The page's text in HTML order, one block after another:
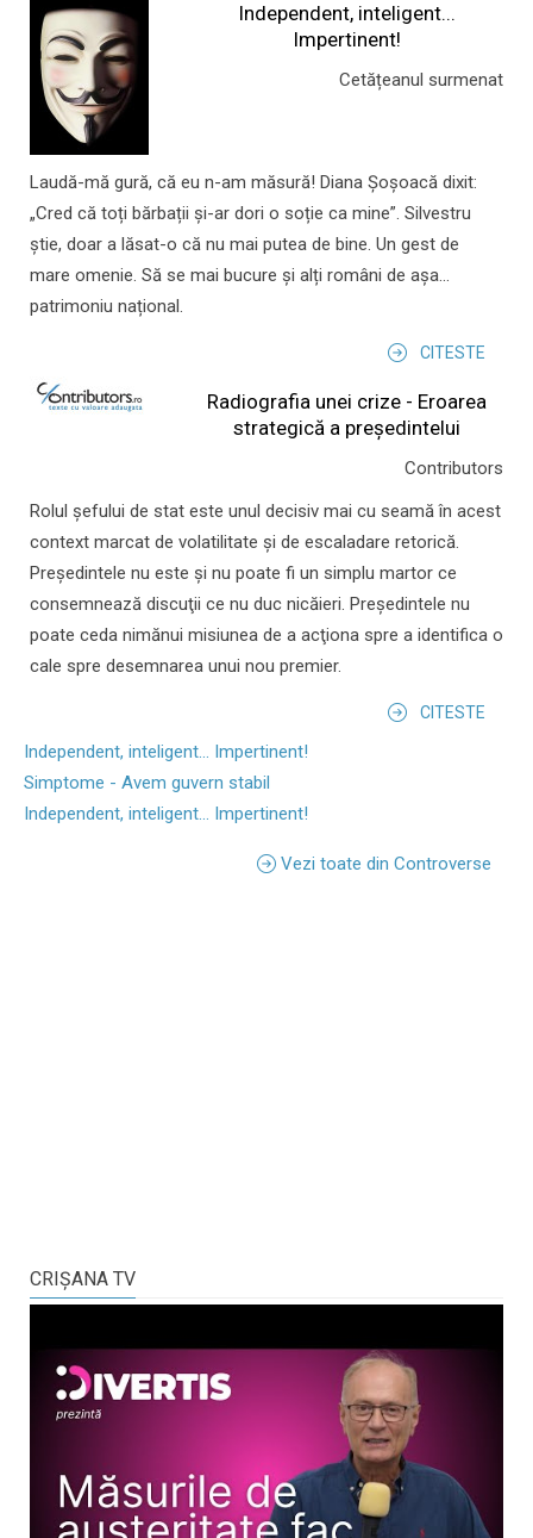
Independent, inteligent...
Impertinent!
Cetățeanul surmenat
Laudă-mă gură, că eu n-am măsură! Diana Șoșoacă dixit:
„Cred că toți bărbații și-ar dori o soție ca mine”. Silvestru
știe, doar a lăsat-o că nu mai putea de bine. Un gest de
mare omenie. Să se mai bucure și alți români de așa...
patrimoniu național.
CITESTE
Radiografia unei crize - Eroarea
strategică a președintelui
Contributors
Rolul şefului de stat este unul decisiv mai cu seamă în acest
context marcat de volatilitate şi de escaladare retorică.
Preşedintele nu este şi nu poate fi un simplu martor ce
consemnează discuţii ce nu duc nicăieri. Preşedintele nu
poate ceda nimănui misiunea de a acţiona spre a identifica o
cale spre desemnarea unui nou premier.
CITESTE
Independent, inteligent... Impertinent!
Simptome - Avem guvern stabil
Independent, inteligent... Impertinent!
Vezi toate din Controverse
CRIŞANA TV